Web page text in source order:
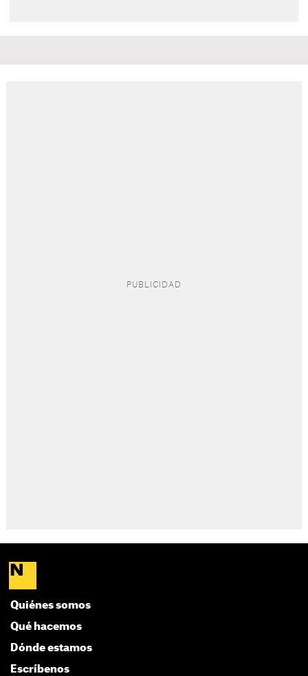
Quiénes somos
Qué hacemos
Dónde estamos
Escríbenos